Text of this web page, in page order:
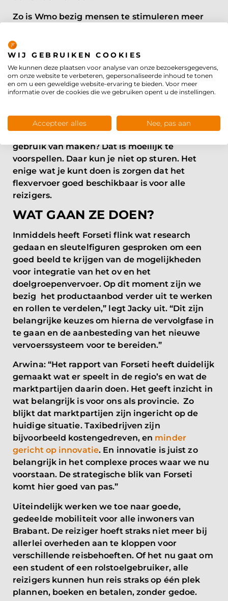
Zo is Wmo bezig mensen te stimuleren meer
gemakkelijk beschikbaar ov. Vanuit hun
oogpunt is het dus niet altijd logisch dat
bussen niet meer door alle dorpskernen
kronkelen.
Terwijl een afdeling mobiliteit op een andere
het succes van flexvervoer is sterk afhankelijk
van het gedrag van reizigers. Gaan ze er wel
gebruik van maken? Dat is moeilijk te
voorspellen. Daar kun je niet op sturen. Het
enige wat je kunt doen is zorgen dat het
flexvervoer goed beschikbaar is voor alle
reizigers.
WAT GAAN ZE DOEN?
Inmiddels heeft Forseti flink wat research
gedaan en sleutelfiguren gesproken om een
goed beeld te krijgen van de mogelijkheden
voor integratie van het ov en het
doelgroepenvervoer. Op dit moment zijn we
bezig het productaanbod verder uit te werken
en rollen te verdelen,” legt Jacky uit. “Dit zijn
belangrijke keuzes om hierna de vervolgfase in
te gaan en de aanbesteding van het nieuwe
vervoerssysteem voor te bereiden.”
Arwina: “Het rapport van Forseti heeft duidelijk
gemaakt wat er speelt in de regio’s en wat de
marktpartijen daarin doen. Het geeft inzicht in
wat belangrijk is voor ons als provincie. Zo
blijkt dat marktpartijen zijn ingericht op de
huidige situatie. Taxibedrijven zijn
bijvoorbeeld kostengedreven, en minder
gericht op innovatie. En innovatie is juist zo
belangrijk in het complexe proces waar we nu
voorstaan. De strategische blik van Forseti
komt hier goed van pas.”
Uiteindelijk werken we toe naar goede,
gedeelde mobiliteit voor alle inwoners van
Brabant. De reiziger hoeft straks niet meer bij
allerlei overheden aan te kloppen voor
verschillende reisbehoeften. Of het nu gaat om
een student of een rolstoelgebruiker, alle
reizigers kunnen hun reis straks op één plek
plannen, boeken en betalen, zonder gedoe.
WIJ GEBRUIKEN COOKIES
We kunnen deze plaatsen voor analyse van onze bezoekersgegevens,
om onze website te verbeteren, gepersonaliseerde inhoud te tonen
en om u een geweldige website-ervaring te bieden. Voor meer
informatie over de cookies die we gebruiken opent u de instellingen.
Accepteer alles Nee, pas aan